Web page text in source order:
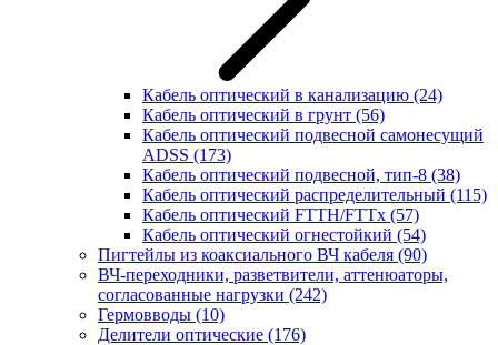
Кабель оптический в канализацию (24)
Кабель оптический в грунт (56)
Кабель оптический подвесной самонесущий
ADSS (173)
Кабель оптический подвесной, тип-8 (38)
Кабель оптический распределительный (115)
Кабель оптический FTTH/FTTx (57)
Кабель оптический огнестойкий (54)
Пигтейлы из коаксиального ВЧ кабеля (90)
ВЧ-переходники, разветвители, аттенюаторы,
согласованные нагрузки (242)
Гермовводы (10)
Делители оптические (176)